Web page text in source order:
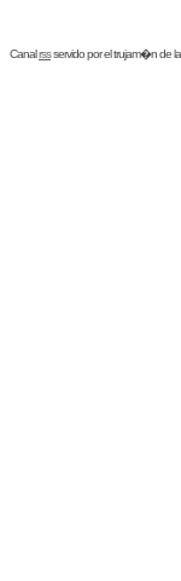
Canalrssservido por eltrujam�nde